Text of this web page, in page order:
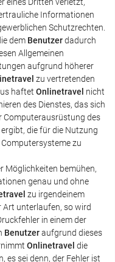
Informationen
Schutzrechten.
dem Benutzerdadurch
Allgemeinen
aufgrund höherer
zu vertretenden
haftet Onlinetravel nicht
des Dienstes, das sich
Computerausrüstung des
die für die Nutzung
zu
Möglichkeiten bemühen,
genau und ohne
zu irgendeinem
Art unterlaufen, so wird
in einem der
Benutzeraufgrund dieses
Onlinetravel die
es sei denn, der Fehler ist